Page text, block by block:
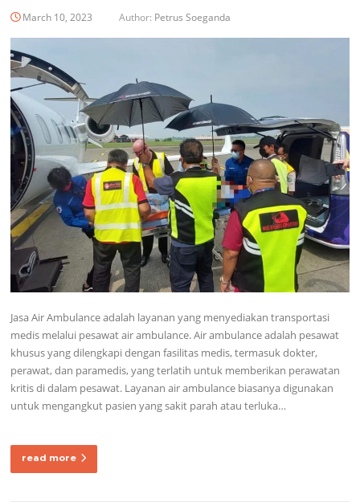
March 10, 2023 Author: Petrus Soeganda
Jasa Air Ambulance adalah layanan yang menyediakan transportasi
medis melalui pesawat air ambulance. Air ambulance adalah pesawat
khusus yang dilengkapi dengan fasilitas medis, termasuk dokter,
perawat, dan paramedis, yang terlatih untuk memberikan perawatan
kritis di dalam pesawat. Layanan air ambulance biasanya digunakan
untuk mengangkut pasien yang sakit parah atau terluka…
read more